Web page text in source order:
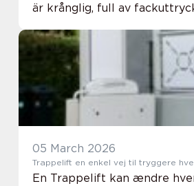
är krånglig, full av
skapa ordning och få bra
05 March 2026
Trappelift en enkel vej til tryggere
En Trappelift kan ændre